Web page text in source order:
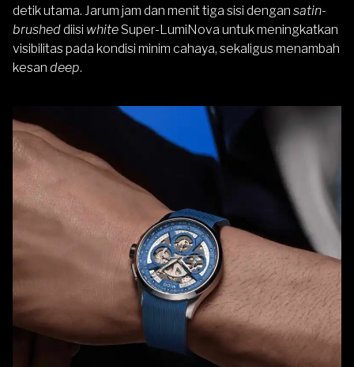
detik utama. Jarum jam dan menit tiga sisi dengan satin-
brusheddiisi white Super-LumiNova untuk meningkatkan
visibilitas pada kondisi minim cahaya, sekaligus menambah
kesan deep.